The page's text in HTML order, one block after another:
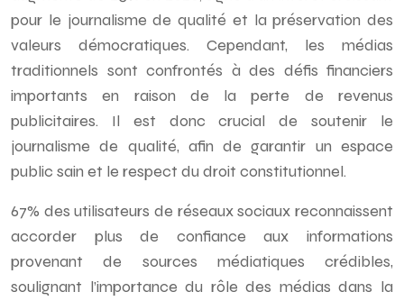
pour le journalisme de qualité et la préservation des
valeurs démocratiques. Cependant, les médias
traditionnels sont confrontés à des défis financiers
importants en raison de la perte de revenus
publicitaires. Il est donc crucial de soutenir le
journalisme de qualité, afin de garantir un espace
public sain et le respect du droit constitutionnel.
67% des utilisateurs de réseaux sociaux reconnaissent
accorder plus de confiance aux informations
provenant de sources médiatiques crédibles,
soulignant l’importance du rôle des médias dans la